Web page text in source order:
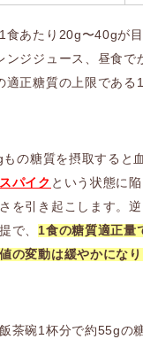
食あたり20g〜40gが
ンジジュース、昼食で
適正糖質の上限である
の糖質を摂取すると
パイク という状態に
を引き起こします。
で、1食の糖質適正量
の変動は緩やかにな
茶碗1杯分で約55gの